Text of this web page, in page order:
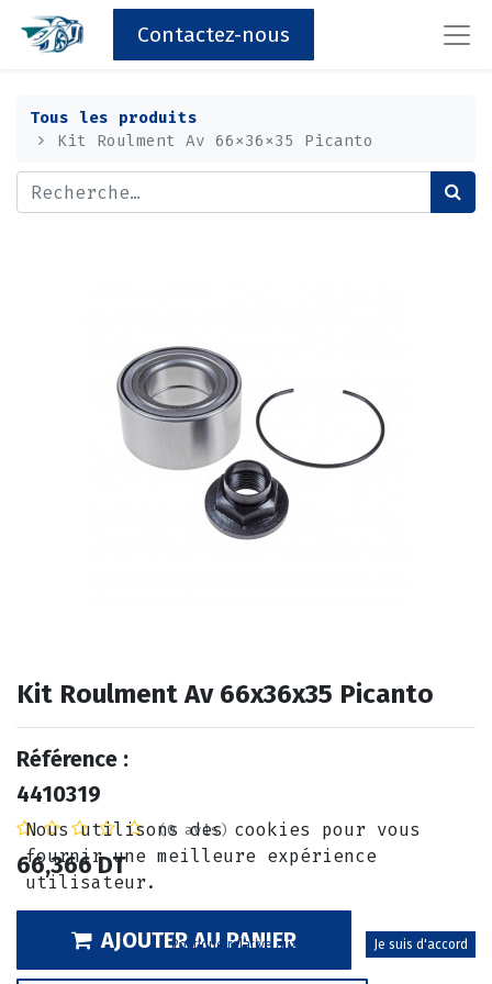
Contactez-nous
Tous les produits
Kit Roulment Av 66x36x35 Picanto
Kit Roulment Av 66x36x35 Picanto
Référence :
4410319
(0 avis)
66,366DT
AJOUTER AU PANIER
Nous utilisons des cookies pour vous
fournir une meilleure expérience
utilisateur.
Politique relative aux cookies Je suis d'accord